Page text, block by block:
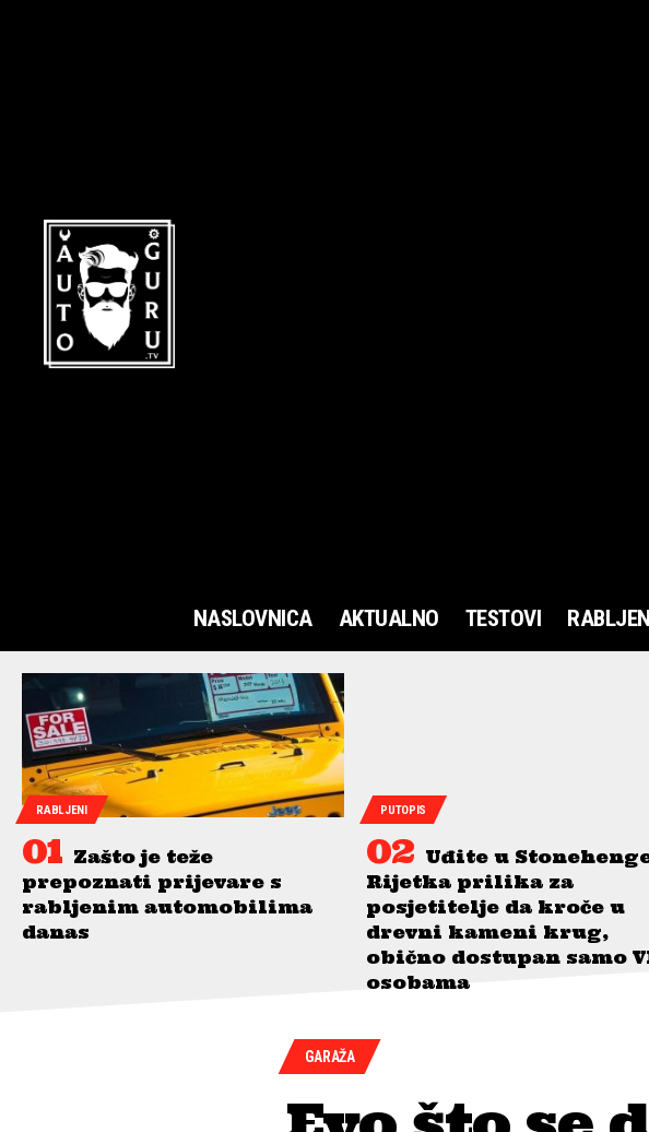
NASLOVNICA AKTUALNO TESTOVI
RABLJENI
Zašto je teže
prepoznati prijevare s
rabljenim automobilima
danas
PUTOPIS
Uđite u
Rijetka prilika za
posjetitelje da kroče u
drevni kameni krug,
obično dostupan samo
osobama
GARAŽA